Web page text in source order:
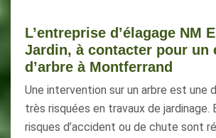
L’entreprise d’élagage NM
Jardin, à contacter pour un
d’arbre à Montferrand
Une intervention sur un arbre est une
très risquées en travaux de jardinage.
risques d’accident ou de chute sont